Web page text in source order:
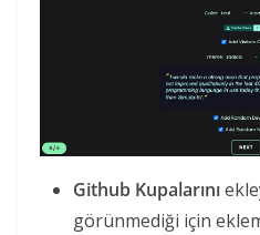
Github Kupalarını
görünmediği için